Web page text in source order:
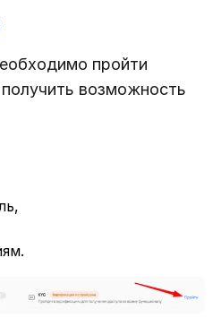
пройти
возможность